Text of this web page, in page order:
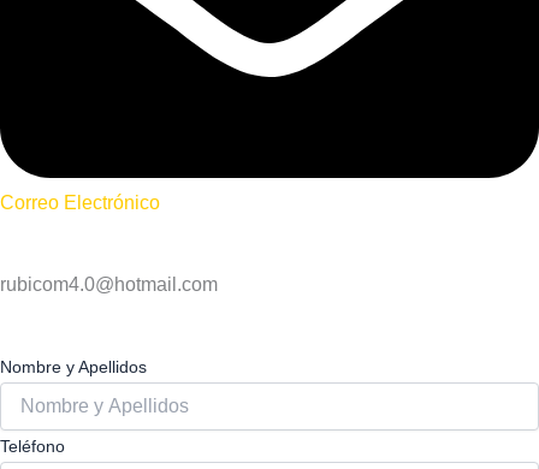
Correo Electrónico
rubicom4.0@hotmail.com
Nombre y Apellidos
Teléfono